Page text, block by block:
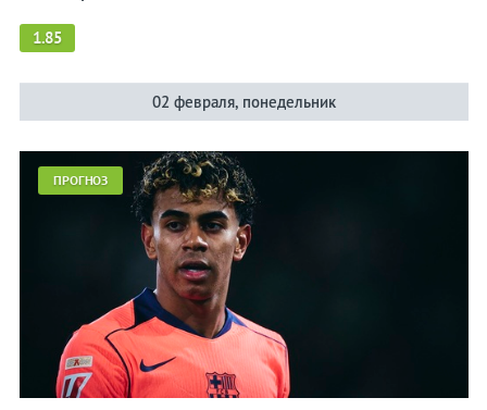
1.85
02 февраля, понедельник
ПРОГНОЗ
Футбол Испании
Примера (Ла Лига)
Суперкубок Испании
Сборная Испании
Атлетик
Атлетико